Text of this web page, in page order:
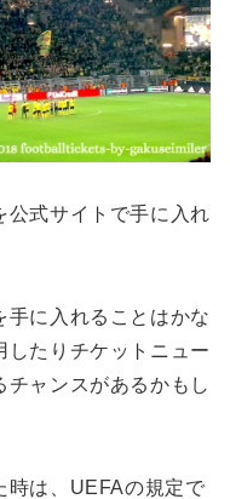
公式サイトで手に入れ
手に入れることはかな
したりチケットニュー
チャンスがあるかもし
時は、UEFAの規定で